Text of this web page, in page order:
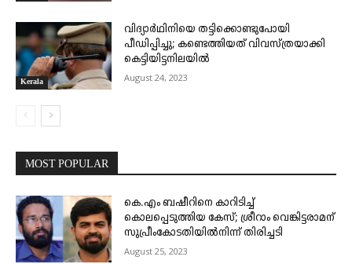
Kerala
വിദ്യാർഥിനിയെ തട്ടിക്കൊണ്ടുപോയി
പീഡിപ്പിച്ചു; കണ്ടെത്തിയത് വിവസ്ത്രയാക്കി
കെട്ടിയിട്ടനിലയിൽ
August 24, 2023
MOST POPULAR
കെ.എം ബഷീറിനെ കാറിടിച്ച്
കൊലപ്പെടുത്തിയ കേസ്; ശ്രീറാം വെങ്കിട്ടരാമന്
സുപ്രീംകോടതിയിൽനിന്ന് തിരിച്ചടി
August 25, 2023